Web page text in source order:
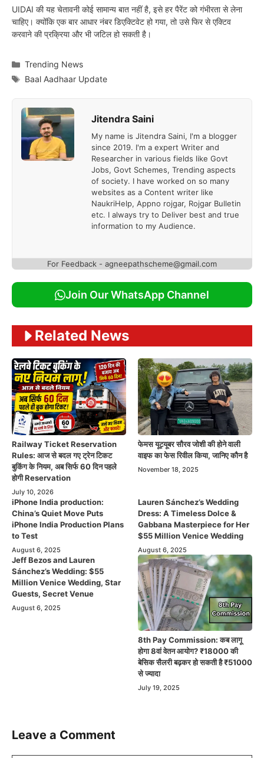
UIDAI की यह चेतावनी कोई सामान्य बात नहीं है, इसे हर पैरेंट को गंभीरता से लेना
चाहिए। क्योंकि एक बार आधार नंबर डिएक्टिवेट हो गया, तो उसे फिर से एक्टिव
करवाने की प्रक्रिया और भी जटिल हो सकती है।
Categories
Trending News
Tags
Baal Aadhaar Update
Jitendra Saini
My name is Jitendra Saini, I'm a blogger
since 2019. I'm a expert Writer and
Researcher in various fields like Govt
Jobs, Govt Schemes, Trending aspects
of society. I have worked on so many
websites as a Content writer like
NaukriHelp, Appno rojgar, Rojgar Bulletin
etc. I always try to Deliver best and true
information to my Audience.
For Feedback - agneepathscheme@gmail.com
Join Our WhatsApp Channel
Related News
Railway Ticket Reservation
Rules: आज से बदल गए ट्रेन टिकट
बुकिंग के नियम, अब सिर्फ 60 दिन पहले
होगी Reservation
July 10, 2026
फेमस यूट्यूबर सौरव जोशी की होने वाली
वाइफ का फेस रिवील किया, जानिए कौन है
November 18, 2025
iPhone India production:
China’s Quiet Move Puts
iPhone India Production Plans
to Test
August 6, 2025
Lauren Sánchez’s Wedding
Dress: A Timeless Dolce &
Gabbana Masterpiece for Her
$55 Million Venice Wedding
August 6, 2025
Jeff Bezos and Lauren
Sánchez’s Wedding: $55
Million Venice Wedding, Star
Guests, Secret Venue
August 6, 2025
8th Pay Commission: कब लागू
होगा 8वां वेतन आयोग? ₹18000 की
बेसिक सैलरी बढ़कर हो सकती है ₹51000
से ज्यादा
July 19, 2025
Leave a Comment